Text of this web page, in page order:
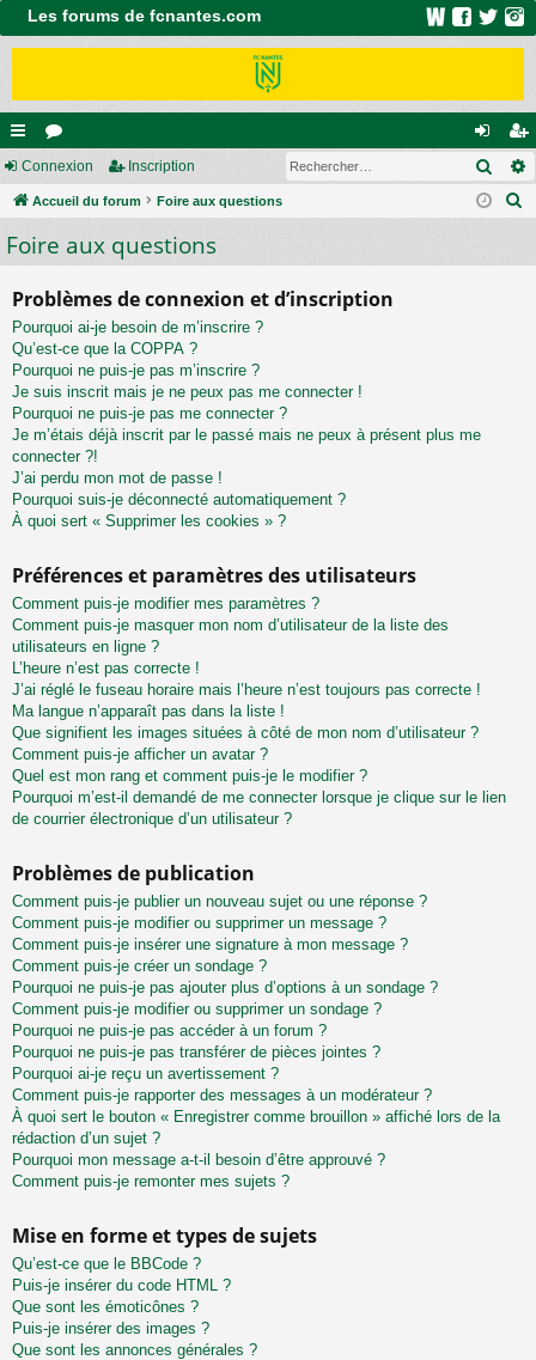
Les forums de fcnantes.com
ac
co
ur
s
or
u
m
on
ne
ns
cri
Connexion Inscription
Accueil du forum Foire aux questions
Foire aux questions
Problèmes de connexion et d’inscription
Pourquoi ai-je besoin de m’inscrire ?
Qu’est-ce que la COPPA ?
Pourquoi ne puis-je pas m’inscrire ?
Je suis inscrit mais je ne peux pas me connecter !
Pourquoi ne puis-je pas me connecter ?
Je m’étais déjà inscrit par le passé mais ne peux à présent plus me
connecter ?!
J’ai perdu mon mot de passe !
Pourquoi suis-je déconnecté automatiquement ?
À quoi sert « Supprimer les cookies » ?
Préférences et paramètres des utilisateurs
Comment puis-je modifier mes paramètres ?
Comment puis-je masquer mon nom d’utilisateur de la liste des
utilisateurs en ligne ?
L’heure n’est pas correcte !
J’ai réglé le fuseau horaire mais l’heure n’est toujours pas correcte !
Ma langue n’apparaît pas dans la liste !
Que signifient les images situées à côté de mon nom d’utilisateur ?
Comment puis-je afficher un avatar ?
Quel est mon rang et comment puis-je le modifier ?
Pourquoi m’est-il demandé de me connecter lorsque je clique sur le lien
de courrier électronique d’un utilisateur ?
Problèmes de publication
Comment puis-je publier un nouveau sujet ou une réponse ?
Comment puis-je modifier ou supprimer un message ?
Comment puis-je insérer une signature à mon message ?
Comment puis-je créer un sondage ?
Pourquoi ne puis-je pas ajouter plus d’options à un sondage ?
Comment puis-je modifier ou supprimer un sondage ?
Pourquoi ne puis-je pas accéder à un forum ?
Pourquoi ne puis-je pas transférer de pièces jointes ?
Pourquoi ai-je reçu un avertissement ?
Comment puis-je rapporter des messages à un modérateur ?
À quoi sert le bouton « Enregistrer comme brouillon » affiché lors de la
rédaction d’un sujet ?
Pourquoi mon message a-t-il besoin d’être approuvé ?
Comment puis-je remonter mes sujets ?
Mise en forme et types de sujets
Qu’est-ce que le BBCode ?
Puis-je insérer du code HTML ?
Que sont les émoticônes ?
Puis-je insérer des images ?
Que sont les annonces générales ?